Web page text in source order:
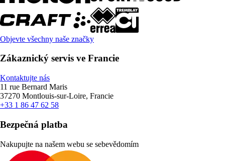
Objevte všechny naše značky
Zákaznický servis ve Francie
Kontaktujte nás
11 rue Bernard Maris
37270 Montlouis-sur-Loire, Francie
+33 1 86 47 62 58
Bezpečná platba
Nakupujte na našem webu se sebevědomím